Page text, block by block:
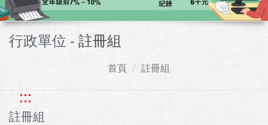
行政單位 - 註冊組
首頁 註冊組
:::
註冊組